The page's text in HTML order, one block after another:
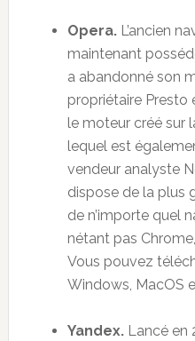
Opera. L’ancien
maintenant
a abandonné son
propriétaire Presto
le moteur créé sur
lequel est
vendeur analyste
dispose de la plus
de n’importe quel
nétant pas
Vous pouvez
Windows, MacOS
Yandex. Lancé en